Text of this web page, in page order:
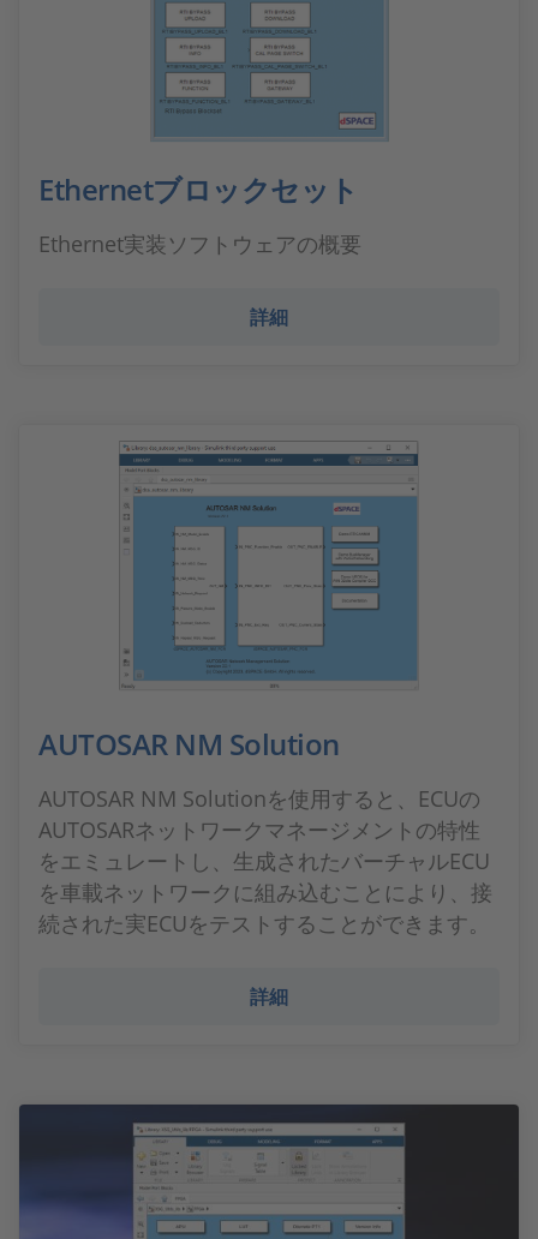
Ethernetブロックセット
Ethernet実装ソフトウェアの概要
詳細
AUTOSAR NM Solution
AUTOSAR NM Solutionを使用すると、ECUの
AUTOSARネットワークマネージメントの特性
をエミュレートし、生成されたバーチャルECU
を車載ネットワークに組み込むことにより、接
続された実ECUをテストすることができます。
詳細